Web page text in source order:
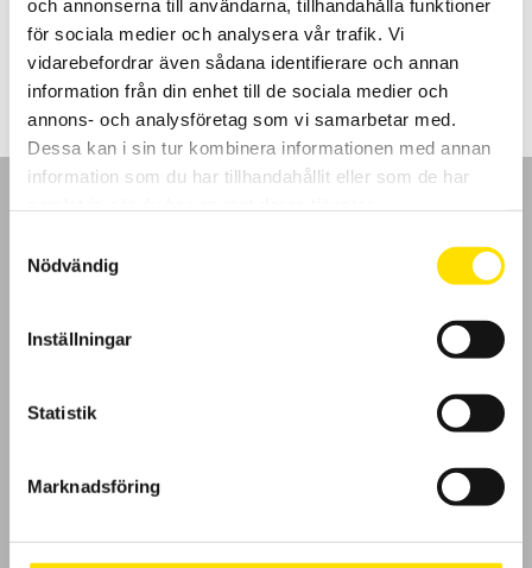
och annonserna till användarna, tillhandahålla funktioner
för sociala medier och analysera vår trafik. Vi
vidarebefordrar även sådana identifierare och annan
information från din enhet till de sociala medier och
annons- och analysföretag som vi samarbetar med.
Dessa kan i sin tur kombinera informationen med annan
information som du har tillhandahållit eller som de har
Nödvändig
Inställningar
Statistik
Marknadsföring
260.00kr–1,005.00krPrisintervall:
260.00 kr
till
1,005.00 kr
LÄS MER